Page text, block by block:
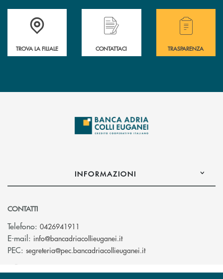
Accedi all' elenco completo delle filiali .
TROVA LA FILIALE
Hai bisogno di assistenza immediata?
CONTATTACI
Hai bisogno di
TRASPARENZA
INFORMAZIONI
CONTATTI
Telefono: 0426941911
E-mail: info@bancadriacollieuganei.it(si apre l’app di posta
PEC: segreteria@pec.bancadriacollieuganei.it(si apre l’app di